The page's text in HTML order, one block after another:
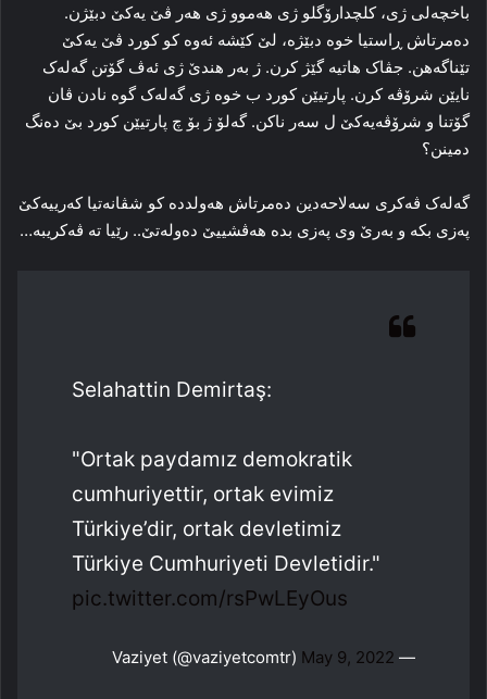
باخچه‌لی ژی، کلچدارۆگلو ژی هه‌موو ژی هه‌ر ڤێ یه‌کێ دبێژن.
ده‌مرتاش ڕاستیا خوه‌ دبێژه‌، لێ کێشه‌ ئه‌وه‌ کو کورد ڤێ یه‌کێ
تێناگه‌هن. جڤاک هاتیه‌ گێژ کرن. ژ به‌ر هندێ ژی ئه‌ڤ گۆتن گه‌له‌ک
نایێن شرۆڤه‌ کرن. پارتیێن کورد ب خوه‌ ژی گه‌له‌ک گوه نادن ڤان
گۆتنا و شرۆڤه‌یه‌کێ ل سه‌ر ناکن. گه‌لۆ ژ بۆ چ پارتیێن کورد بێ ده‌نگ
دمینن؟
گه‌له‌ک ڤه‌کری سه‌لاحه‌دین ده‌مرتاش هه‌ولدده‌ کو شڤانه‌تیا که‌رییه‌کێ
په‌زی بکه‌ و به‌رێ وی په‌زی بده‌ هه‌ڤشییێ ده‌وله‌تێ.. رێیا ته‌ ڤه‌کریبه‌…
Selahattin Demirtaş:
"Ortak paydamız demokratik
cumhuriyettir, ortak evimiz
Türkiye’dir, ortak devletimiz
Türkiye Cumhuriyeti Devletidir."
pic.twitter.com/rsPwLEyOus
— Vaziyet (@vaziyetcomtr)
May 9, 2022